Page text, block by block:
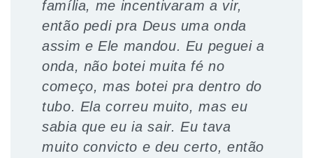
família, me incentivaram a vir,
então pedi pra Deus uma onda
assim e Ele mandou. Eu peguei a
onda, não botei muita fé no
começo, mas botei pra dentro do
tubo. Ela correu muito, mas eu
sabia que eu ia sair. Eu tava
muito convicto e deu certo, então